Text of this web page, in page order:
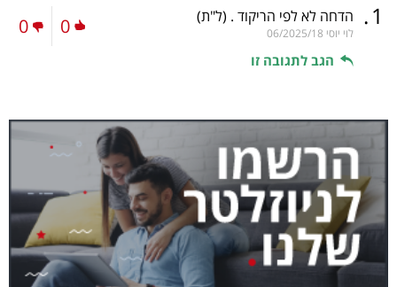
1
. הדחה לא לפי הריקוד . (ל"ת)
לוי יוסי 06/2025/18
הגב לתגובה זו
0
0